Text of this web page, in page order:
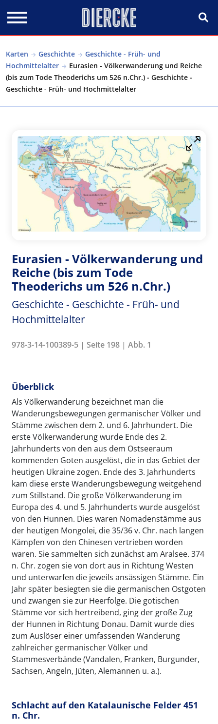
Karten Geschichte
Geschichte - Früh- und
Hochmittelalter
Eurasien - Völkerwanderung und Reiche
(bis zum Tode Theoderichs um 526 n.Chr.) - Geschichte -
Geschichte - Früh- und Hochmittelalter
Eurasien - Völkerwanderung und
Reiche (bis zum Tode
Theoderichs um 526 n.Chr.)
Geschichte - Geschichte - Früh- und
Hochmittelalter
978-3-14-100389-5 | Seite 198 | Abb. 1
Überblick
Als Völkerwanderung bezeichnet man die
Wanderungsbewegungen germanischer Völker und
Stämme zwischen dem 2. und 6. Jahrhundert. Die
erste Völkerwanderung wurde Ende des 2.
Jahrhunderts von den aus dem Ostseeraum
kommenden Goten ausgelöst, die in das Gebiet der
heutigen Ukraine zogen. Ende des 3. Jahrhunderts
kam diese erste Wanderungsbewegung weitgehend
zum Stillstand. Die große Völkerwanderung im
Europa des 4. und 5. Jahrhunderts wurde ausgelöst
von den Hunnen. Dies waren Nomadenstämme aus
der heutigen Mongolei, die 35/36 v. Chr. nach langen
Kämpfen von den Chinesen vertrieben worden
waren. Sie sammelten sich zunächst am Aralsee. 374
n. Chr. zogen sie von dort aus in Richtung Westen
und unterwarfen die jeweils ansässigen Stämme. Ein
Jahr später besiegten sie die germanischen Ostgoten
und zwangen sie zur Heerfolge. Die gotischen
Stämme vor sich hertreibend, ging der große Zug
der Hunnen in Richtung Donau. Damit wurde dies
zum Auslöser einer umfassenden Wanderung
zahlreicher germanischer Völker und
Stammesverbände (Vandalen, Franken, Burgunder,
Sachsen, Angeln, Jüten, Alemannen u. a.).
Schlacht auf den Katalaunische Felder 451
n. Chr.